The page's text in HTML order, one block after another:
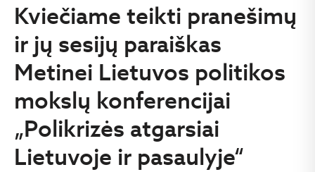
Kviečiame teikti pranešimų
ir jų sesijų paraiškas
Metinei Lietuvos politikos
mokslų konferencijai
„Polikrizės atgarsiai
Lietuvoje ir pasaulyje“